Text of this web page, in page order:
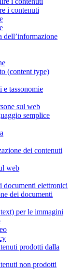
i contenuti
dell’informazione
(content type)
tassonomie
sul web
semplice
dei contenuti
web
documenti elettronici
dei documenti
per le immagini
prodotti dalla
non prodotti